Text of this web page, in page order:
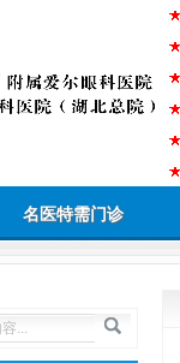
名医特需门诊